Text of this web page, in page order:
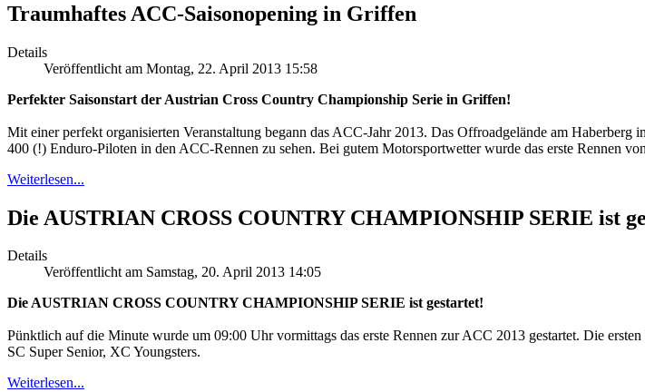
Traumhaftes ACC-Saisonopening in Griffen
Details
Veröffentlicht am Montag, 22. April 2013 15:58
Perfekter Saisonstart der Austrian Cross Country Championship Serie in Griffen!
Mit einer perfekt organisierten Veranstaltung begann das ACC-Jahr 2013. Das Offroadgelände am
400 (!) Enduro-Piloten in den ACC-Rennen zu sehen. Bei gutem Motorsportwetter wurde das erste Rennen
Weiterlesen...
Die AUSTRIAN CROSS COUNTRY CHAMPIONSHIP SERIE ist
Details
Veröffentlicht am Samstag, 20. April 2013 14:05
Die AUSTRIAN CROSS COUNTRY CHAMPIONSHIP SERIE ist gestartet!
Pünktlich auf die Minute wurde um 09:00 Uhr vormittags das erste Rennen zur ACC 2013 gestartet. Die
SC Super Senior, XC Youngsters.
Weiterlesen...